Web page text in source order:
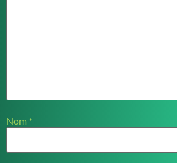
Nom *